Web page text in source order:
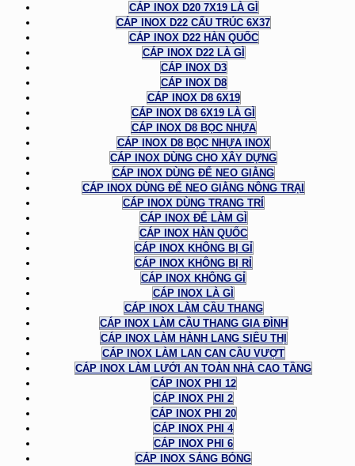
CÁP INOX D20 7X19 LÀ GÌ
CÁP INOX D22 CẤU TRÚC 6X37
CÁP INOX D22 HÀN QUỐC
CÁP INOX D22 LÀ GÌ
CÁP INOX D3
CÁP INOX D8
CÁP INOX D8 6X19
CÁP INOX D8 6X19 LÀ GÌ
CÁP INOX D8 BỌC NHỰA
CÁP INOX D8 BỌC NHỰA INOX
CÁP INOX DÙNG CHO XÂY DỰNG
CÁP INOX DÙNG ĐỂ NEO GIẰNG
CÁP INOX DÙNG ĐỂ NEO GIẰNG NÔNG TRẠI
CÁP INOX DÙNG TRANG TRÍ
CÁP INOX ĐỂ LÀM GÌ
CÁP INOX HÀN QUỐC
CÁP INOX KHÔNG BỊ GỈ
CÁP INOX KHÔNG BỊ RỈ
CÁP INOX KHÔNG GỈ
CÁP INOX LÀ GÌ
CÁP INOX LÀM CẦU THANG
CÁP INOX LÀM CẦU THANG GIA ĐÌNH
CÁP INOX LÀM HÀNH LANG SIÊU THỊ
CÁP INOX LÀM LAN CAN CẦU VƯỢT
CÁP INOX LÀM LƯỚI AN TOÀN NHÀ CAO TẦNG
CÁP INOX PHI 12
CÁP INOX PHI 2
CÁP INOX PHI 20
CÁP INOX PHI 4
CÁP INOX PHI 6
CÁP INOX SÁNG BÓNG